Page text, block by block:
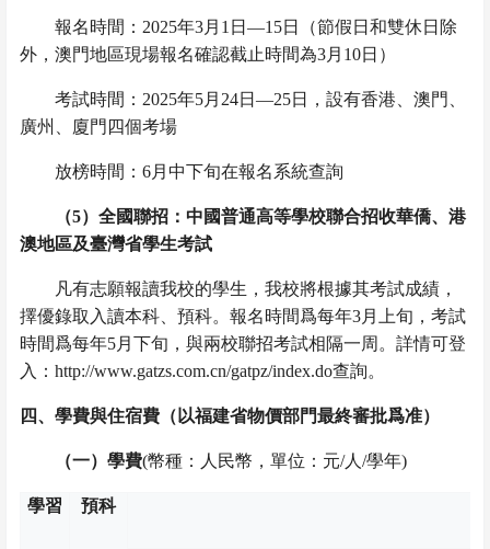
報名時間： 2025年3月 1 日—15日（節假日和雙休日除
外，澳門地區現場報名確認截止時間為3月 10日）
考試時間： 2025年5月 24日—25日，設有香港、澳門、
廣州、廈門四個考場
放榜時間： 6月中下旬在報名系統查詢
（5） 全國聯招：中國普通高等學校聯合招收華僑、港
澳地區及臺灣省學生考試
凡有志願報讀我校的學生，我校將根據其考試成績，
擇優錄取入讀本科、預科。報名時間爲每年3月上旬，考試
時間爲每年5月下旬，與兩校聯招考試相隔一周。詳情可登
入： http://www.gatzs.com.cn/gatpz/index.do查詢。
四、學費與住宿費（以福建省物價部門最終審批爲准）
（一）學費(幣種：人民幣，單位：元/人 /學年)
學習 預科